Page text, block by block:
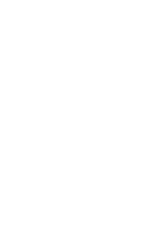
смешные истории,
карикатуры, шаржи, стихи,